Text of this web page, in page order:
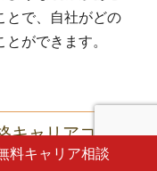
料キャリア相談
とで、自社がどの
ができます。
キャリアコンサル